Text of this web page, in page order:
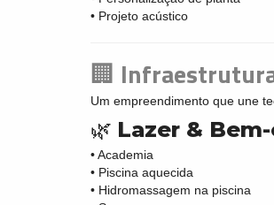
• Projeto acústico
🏢
Um empreendimento que une
🌿 Lazer &
• Academia
• Piscina aquecida
• Hidromassagem na piscina